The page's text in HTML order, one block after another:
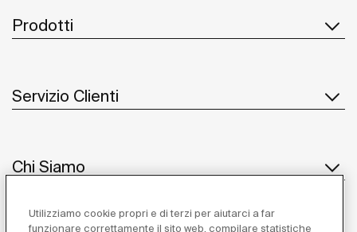
Prodotti
Servizio Clienti
Chi Siamo
Utilizziamo cookie propri e di terzi per aiutarci a far
funzionare correttamente il sito web, compilare statistiche